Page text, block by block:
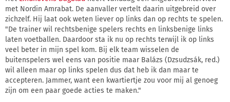
met Nordin Amrabat. De aanvaller vertelt daarin uitgebreid over
zichzelf. Hij laat ook weten liever op links dan op rechts te spelen.
"De trainer wil rechtsbenige spelers rechts en linksbenige links
laten voetballen. Daardoor sta ik nu op rechts terwijl ik op links
veel beter in mijn spel kom. Bij elk team wisselen de
buitenspelers wel eens van positie maar Balázs (Dzsudzsák, red.)
wil alleen maar op links spelen dus dat heb ik dan maar te
accepteren. Jammer, want een kwartiertje zou voor mij al genoeg
zijn om een paar goede acties te maken."